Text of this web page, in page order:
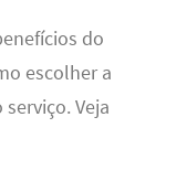
do
escolher a
Veja